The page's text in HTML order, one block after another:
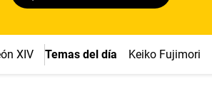
XIV Temas del día Keiko Fujimori